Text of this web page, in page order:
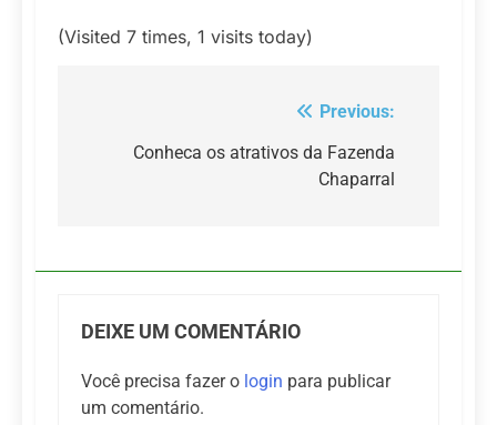
(Visited 7 times, 1 visits today)
Previous:
Conheca os atrativos da Fazenda
Chaparral
DEIXE UM COMENTÁRIO
Você precisa fazer o login para publicar
um comentário.